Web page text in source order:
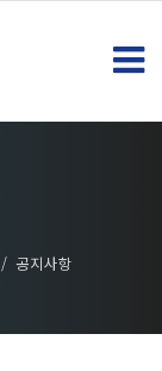
공지사항